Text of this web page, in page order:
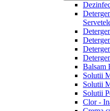
Balsam
Solutii
Solutii
Solutii
Clor -